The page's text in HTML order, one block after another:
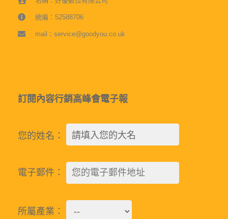
統編：52588706
mail：service@goodyou.co.uk
訂閱內容行銷高峰會電子報
您的姓名：
電子郵件：
所屬產業：